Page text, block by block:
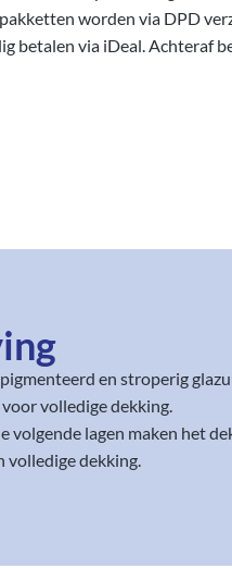
worden via DPD
betalen via iDeal. Achteraf
en stroperig
volledige dekking.
volgende lagen maken het
volledige dekking.